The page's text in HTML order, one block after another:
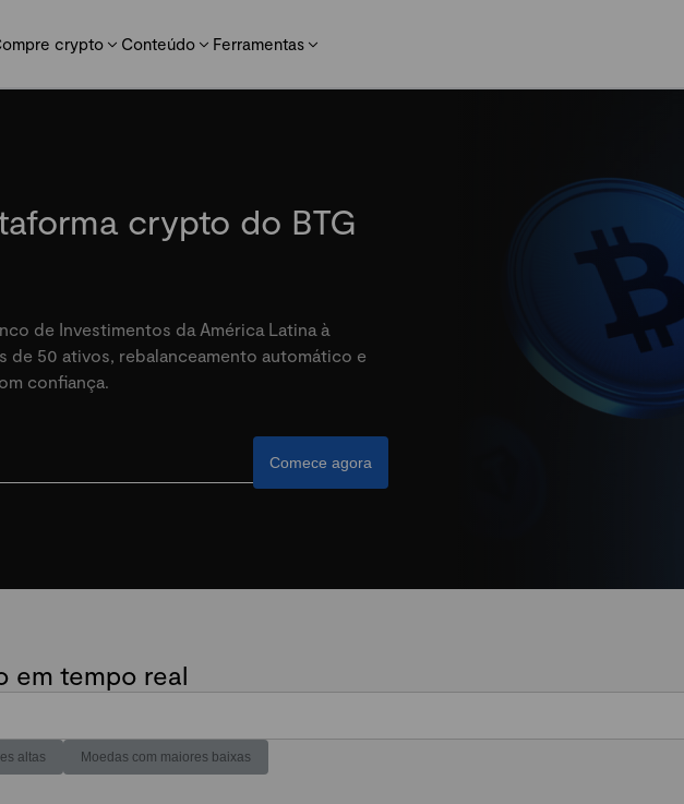
crypto Conteúdo Ferramentas
crypto do BTG
de Investimentos da América Latina à
de 50 ativos, rebalanceamento automático e
confiança.
Comece agora
em tempo real
altas Moedas com maiores baixas